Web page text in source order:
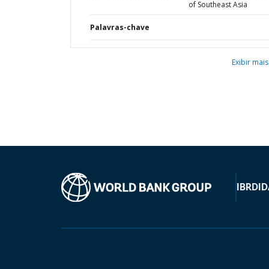
of Southeast Asia
Palavras-chave
Exibir mais
IBRD